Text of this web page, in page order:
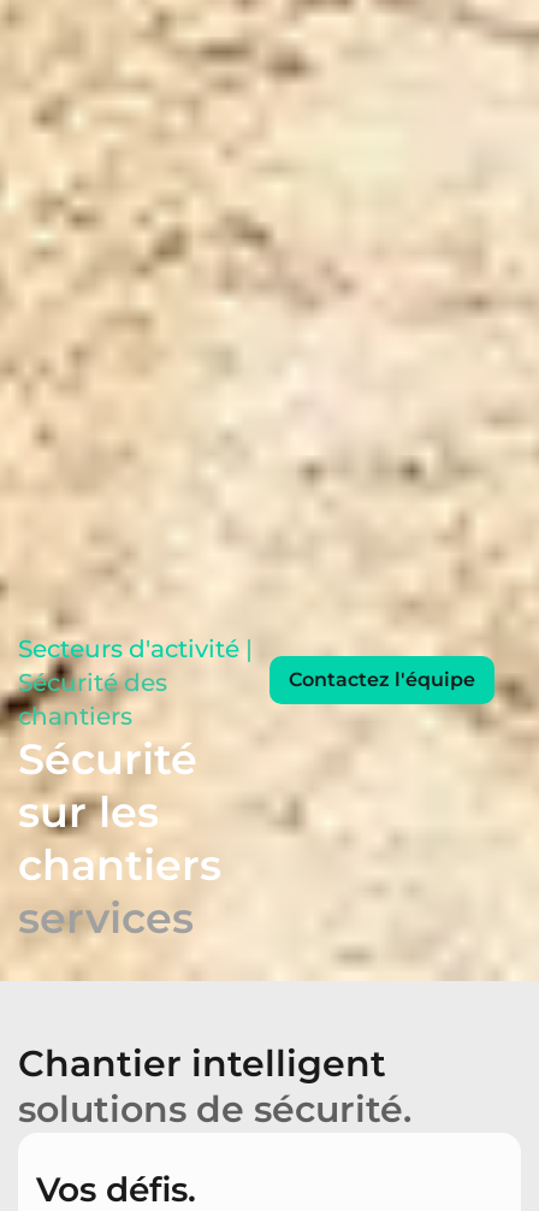
Secteurs d'activité |
Sécurité des
chantiers
Sécurité
sur les
chantiers
services
Contactez l'équipe
Chantier intelligent
solutions de sécurité.
Vos défis.